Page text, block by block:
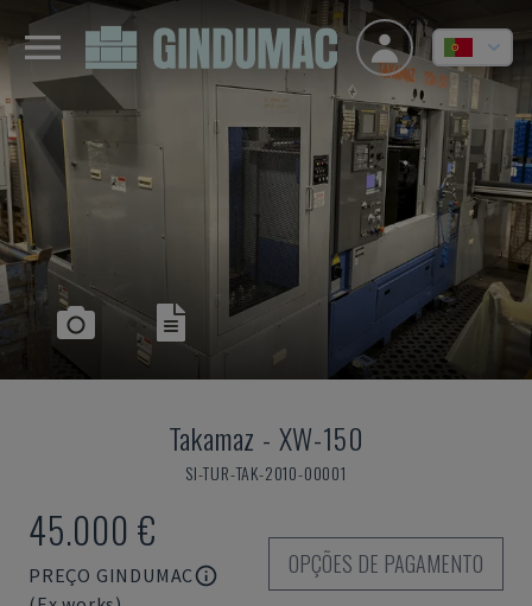
Takamaz - XW-150
SI-TUR-TAK-2010-00001
45.000 €
PREÇO GINDUMAC
OPÇÕES DE PAGAMENTO